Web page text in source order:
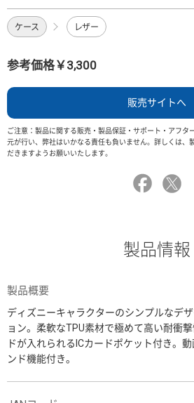
ケース レザー
参考価格￥3,300
販売サイトへ
ご注意：製品に関する販売・製品保証・サポート・アフタ
元が行い、弊社はいかなる責任も負いません。詳しくは、
だきますようお願いいたします。
製品情報
製品概要
ディズニーキャラクターのシンプルなデ
ョン。柔軟なTPU素材で極めて高い耐衝
ドが入れられるICカードポケット付き。
ンド機能付き。